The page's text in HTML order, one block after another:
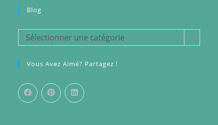
Blog
BlogSélectionner une catégorie
Vous Avez Aimé? Partagez !